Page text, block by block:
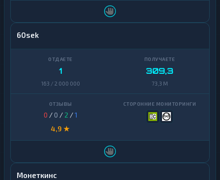
60sek
1
163 / 2 000 000
309,3
73,3 M
0 / 0 / 2 /1
4,9 ★
Монеткинс